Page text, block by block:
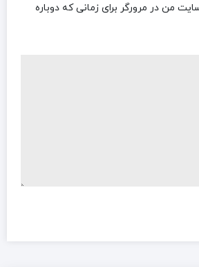
من در مرورگر برای زمانی که دوباره